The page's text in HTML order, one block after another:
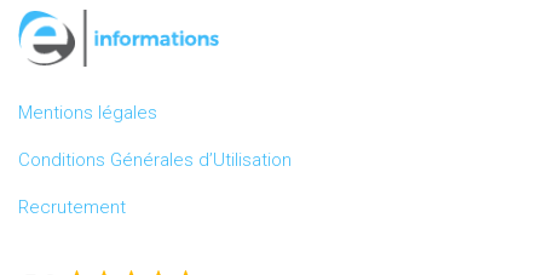
Mentions légales
Conditions Générales d’Utilisation
Recrutement